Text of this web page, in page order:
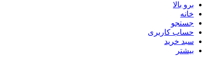
برو بالا
خانه
جستجو
حساب کاربری
سبد خرید
بیشتر